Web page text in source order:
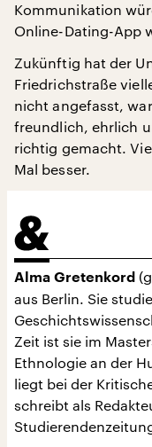
Kommunikation
Online-Dating-App
Zukünftig hat der
Friedrichstraße
nicht angefasst,
freundlich, ehrlich
richtig gemacht.
Mal besser.
Alma Gretenkord
aus Berlin. Sie
Zeit ist sie im
Ethnologie an der
liegt bei der
schreibt als